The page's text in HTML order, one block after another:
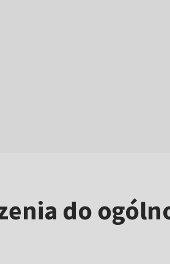
do